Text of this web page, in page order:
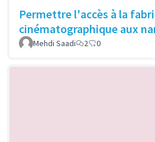
Permettre l'accès à la
cinématographique aux
Mehdi Saadi 2 0